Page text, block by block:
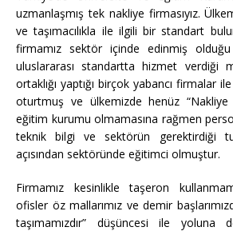
uzmanlaşmış tek nakliye firmasıyız.
ve taşımacılıkla ile ilgili bir standart
firmamız sektör içinde edinmiş olduğu
uluslararası standartta hizmet verdiği
ortaklığı yaptığı birçok yabancı firmalar
oturtmuş ve ülkemizde henüz
eğitim kurumu olmamasına rağmen
teknik bilgi ve sektörün gerektirdiği
açısından sektöründe eğitimci olmuştur.
Firmamız kesinlikle taşeron
ofisler öz mallarımız ve demir
taşımamızdır” düşüncesi ile yoluna